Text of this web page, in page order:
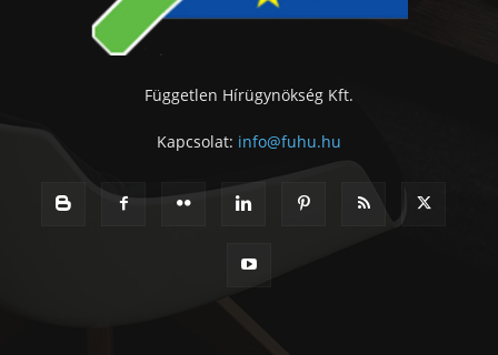
Független Hírügynökség Kft.
Kapcsolat: info@fuhu.hu